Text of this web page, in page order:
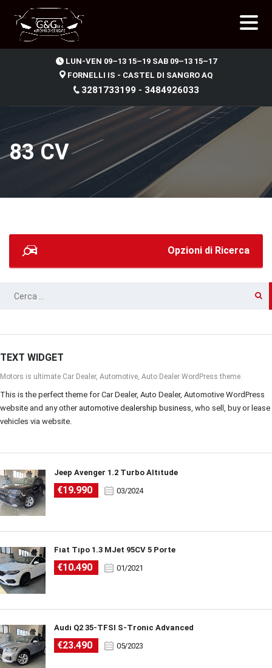
LUN-VEN 09–13 15–19 SAB 09–13 15–17
FORNELLI IS - CASTEL DI SANGRO AQ
3281733199 - 3484926033
83 CV
Opzioni di Ricerca
RICERCA
TEXT WIDGET
Motors is ultimate Car Dealer, Automotive, Auto Dealer WordPress theme.
This is the perfect theme for Car Dealer, Auto Dealer, Automotive WordPress
website and any other automotive dealership business, who sell, buy or lease
vehicles via website.
Jeep Avenger 1.2 Turbo Altitude
€19.990 03/2024
Fiat Tipo 1.3 MJet 95CV 5 Porte
€10.490 01/2021
Audi Q2 35-TFSI S-Tronic Advanced
€23.490 05/2023